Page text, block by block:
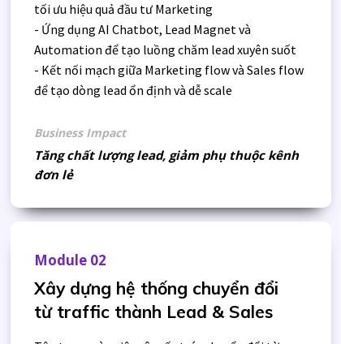
tối ưu hiệu quả đầu tư Marketing
- Ứng dụng AI Chatbot, Lead Magnet và
Automation để tạo luồng chăm lead xuyên suốt
- Kết nối mạch giữa Marketing flow và Sales flow
để tạo dòng lead ổn định và dễ scale
Tăng chất lượng lead, giảm phụ thuộc kênh
đơn lẻ
Business Impact
Xây dựng hệ thống chuyển đổi
từ traffic thành Lead & Sales
Module 02